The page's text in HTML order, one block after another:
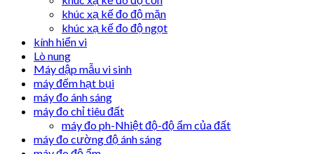
khúc xạ kế đo độ mặn
khúc xạ kế đo độ ngọt
kính hiển vi
Lò nung
Máy dập mẫu vi sinh
máy đếm hạt bụi
máy đo ánh sáng
máy đo chỉ tiêu đất
máy đo ph-Nhiệt độ-độ ẩm của đất
máy đo cường độ ánh sáng